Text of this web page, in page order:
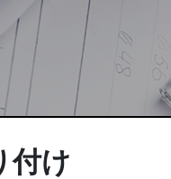
付け